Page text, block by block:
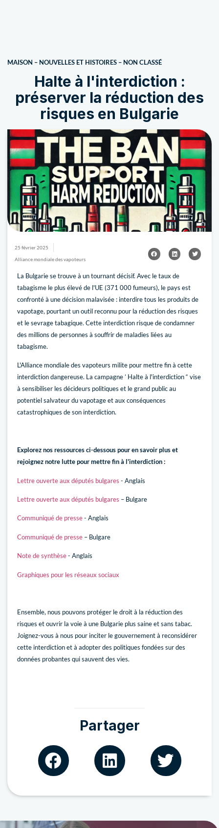
MAISON – NOUVELLES ET HISTOIRES – NON CLASSÉ
Halte à l'interdiction :
préserver la réduction des
risques en Bulgarie
25 février 2025
Alliance mondiale des vapoteurs
La Bulgarie se trouve à un tournant décisif. Avec le taux de
tabagisme le plus élevé de l'UE (371 000 fumeurs), le pays est
confronté à une décision malavisée : interdire tous les produits de
vapotage, pourtant un outil reconnu pour la réduction des risques
et le sevrage tabagique. Cette interdiction risque de condamner
des millions de personnes à souffrir de maladies liées au
tabagisme.
L'Alliance mondiale des vapoteurs milite pour mettre fin à cette
interdiction dangereuse. La campagne ’ Halte à l'interdiction “ vise
à sensibiliser les décideurs politiques et le grand public au
potentiel salvateur du vapotage et aux conséquences
catastrophiques de son interdiction.
Explorez nos ressources ci-dessous pour en savoir plus et
rejoignez notre lutte pour mettre fin à l'interdiction :
Lettre ouverte aux députés bulgares - Anglais
Lettre ouverte aux députés bulgares – Bulgare
Communiqué de presse- Anglais
Communiqué de presse – Bulgare
Note de synthèse- Anglais
Graphiques pour les réseaux sociaux
Ensemble, nous pouvons protéger le droit à la réduction des
risques et ouvrir la voie à une Bulgarie plus saine et sans tabac.
Joignez-vous à nous pour inciter le gouvernement à reconsidérer
cette interdiction et à adopter des politiques fondées sur des
données probantes qui sauvent des vies.
Partager